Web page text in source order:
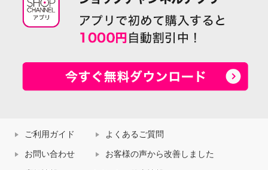
ご利用ガイド よくあるご質問
お問い合わせ お客様の声から改善しました